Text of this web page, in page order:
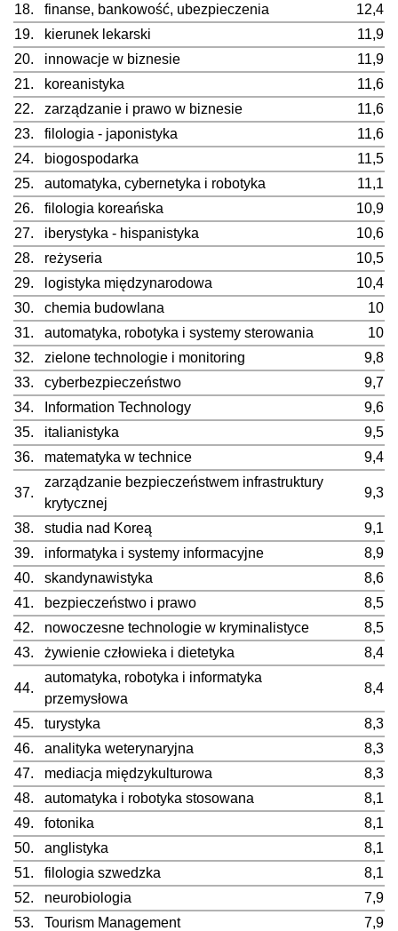
18.
finanse, bankowość, ubezpieczenia
12,4
19.
kierunek lekarski
11,9
20.
innowacje w biznesie
11,9
21.
koreanistyka
11,6
22.
zarządzanie i prawo w biznesie
11,6
23.
filologia - japonistyka
11,6
24.
biogospodarka
11,5
25.
automatyka, cybernetyka i robotyka
11,1
26.
filologia koreańska
10,9
27.
iberystyka - hispanistyka
10,6
28.
reżyseria
10,5
29.
logistyka międzynarodowa
10,4
30.
chemia budowlana
10
31.
automatyka, robotyka i systemy sterowania
10
32.
zielone technologie i monitoring
9,8
33.
cyberbezpieczeństwo
9,7
34.
Information Technology
9,6
35.
italianistyka
9,5
36.
matematyka w technice 9,4
37.
zarządzanie bezpieczeństwem infrastruktury
krytycznej
9,3
38. studia nad Koreą
9,1
39.
informatyka i systemy informacyjne
8,9
40.
skandynawistyka
8,6
41.
bezpieczeństwo i prawo
8,5
42.
nowoczesne technologie w kryminalistyce
8,5
43.
żywienie człowieka i dietetyka 8,4
44.
automatyka, robotyka i informatyka
przemysłowa
8,4
45. turystyka
8,3
46.
analityka weterynaryjna
8,3
47.
mediacja międzykulturowa
8,3
48.
automatyka i robotyka stosowana
8,1
49.
fotonika
8,1
50.
anglistyka
8,1
51.
filologia szwedzka
8,1
52.
neurobiologia
7,9
53.
Tourism Management
7,9